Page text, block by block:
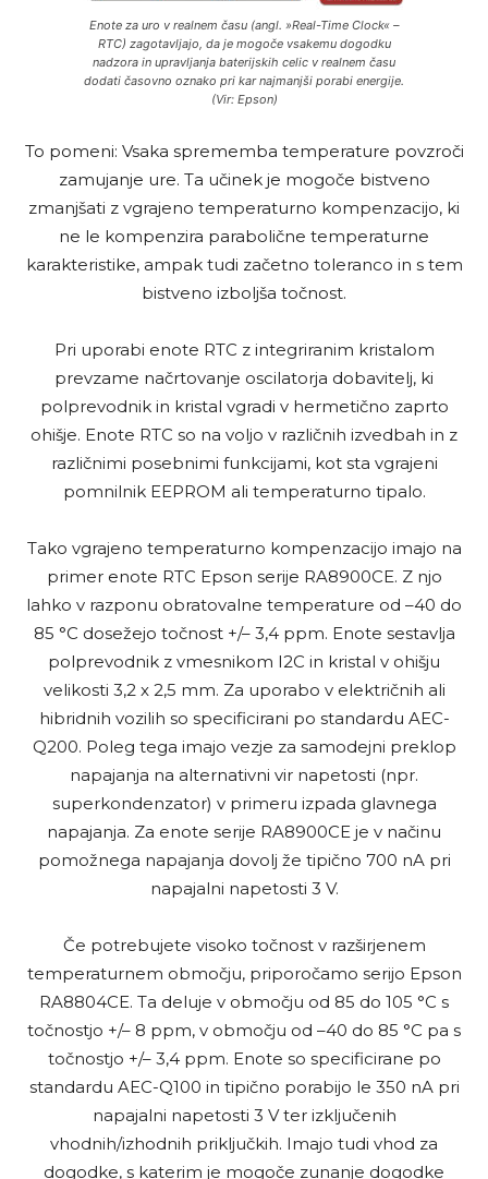
Enote za uro v realnem času (angl. »Real-Time Clock« –
RTC) zagotavljajo, da je mogoče vsakemu dogodku
nadzora in upravljanja baterijskih celic v realnem času
dodati časovno oznako pri kar najmanjši porabi energije.
(Vir: Epson)
To pomeni: Vsaka sprememba temperature povzroči
zamujanje ure. Ta učinek je mogoče bistveno
zmanjšati z vgrajeno temperaturno kompenzacijo, ki
ne le kompenzira parabolične temperaturne
karakteristike, ampak tudi začetno toleranco in s tem
bistveno izboljša točnost.
Pri uporabi enote RTC z integriranim kristalom
prevzame načrtovanje oscilatorja dobavitelj, ki
polprevodnik in kristal vgradi v hermetično zaprto
ohišje. Enote RTC so na voljo v različnih izvedbah in z
različnimi posebnimi funkcijami, kot sta vgrajeni
pomnilnik EEPROM ali temperaturno tipalo.
Tako vgrajeno temperaturno kompenzacijo imajo na
primer enote RTC Epson serije RA8900CE. Z njo
lahko v razponu obratovalne temperature od –40 do
85 °C dosežejo točnost +/– 3,4 ppm. Enote sestavlja
polprevodnik z vmesnikom I2C in kristal v ohišju
velikosti 3,2 x 2,5 mm. Za uporabo v električnih ali
hibridnih vozilih so specificirani po standardu AEC-
Q200. Poleg tega imajo vezje za samodejni preklop
napajanja na alternativni vir napetosti (npr.
superkondenzator) v primeru izpada glavnega
napajanja. Za enote serije RA8900CE je v načinu
pomožnega napajanja dovolj že tipično 700 nA pri
napajalni napetosti 3 V.
Če potrebujete visoko točnost v razširjenem
temperaturnem območju, priporočamo serijo Epson
RA8804CE. Ta deluje v območju od 85 do 105 °C s
točnostjo +/– 8 ppm, v območju od –40 do 85 °C pa s
točnostjo +/– 3,4 ppm. Enote so specificirane po
standardu AEC-Q100 in tipično porabijo le 350 nA pri
napajalni napetosti 3 V ter izključenih
vhodnih/izhodnih priključkih. Imajo tudi vhod za
dogodke, s katerim je mogoče zunanje dogodke